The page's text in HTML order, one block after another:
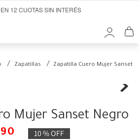
12 CUOTAS SIN INTERÉS
Zapatillas
Zapatilla Cuero Mujer Sanset
Mujer Sanset Negro
10 %OFF